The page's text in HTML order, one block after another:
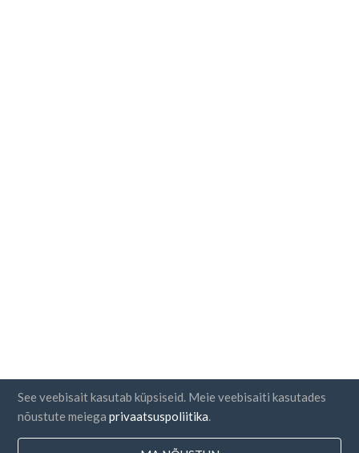
See veebisait kasutab küpsiseid. Meie veebisaiti kasutades
nõustute meiegaprivaatsuspoliitika